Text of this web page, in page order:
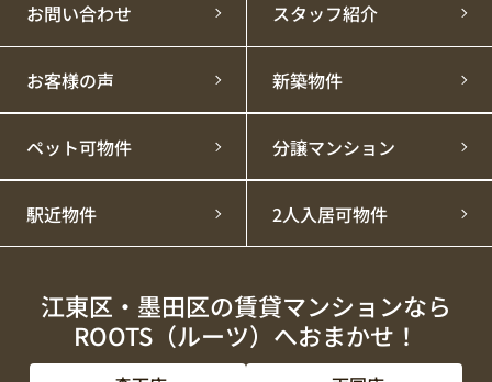
お問い合わせ スタッフ紹介
お客様の声 新築物件
ペット可物件 分譲マンション
駅近物件 2人入居可物件
江東区・墨田区の賃貸マンションなら
ROOTS（ルーツ）へおまかせ！